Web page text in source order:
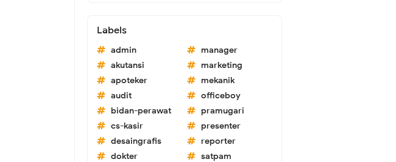
Labels
admin
akutansi
apoteker
audit
bidan-perawat
cs-kasir
desaingrafis
dokter
manager
marketing
mekanik
officeboy
pramugari
presenter
reporter
satpam